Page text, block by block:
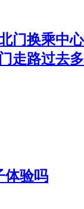
门换乘中心
走路过去多
体验吗